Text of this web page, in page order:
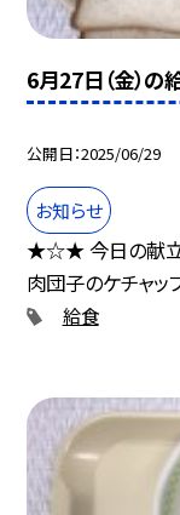
6月27日（金）の
公開日 2025/06/29
お知らせ
★☆★ 今日の献立
肉団子のケチャッ
給食